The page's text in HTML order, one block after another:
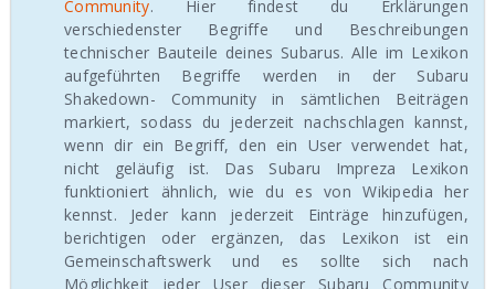
Community. Hier findest du Erklärungen
verschiedenster Begriffe und Beschreibungen
technischer Bauteile deines Subarus. Alle im Lexikon
aufgeführten Begriffe werden in der Subaru
Shakedown- Community in sämtlichen Beiträgen
markiert, sodass du jederzeit nachschlagen kannst,
wenn dir ein Begriff, den ein User verwendet hat,
nicht geläufig ist. Das Subaru Impreza Lexikon
funktioniert ähnlich, wie du es von Wikipedia her
kennst. Jeder kann jederzeit Einträge hinzufügen,
berichtigen oder ergänzen, das Lexikon ist ein
Gemeinschaftswerk und es sollte sich nach
Möglichkeit jeder User dieser Subaru Community